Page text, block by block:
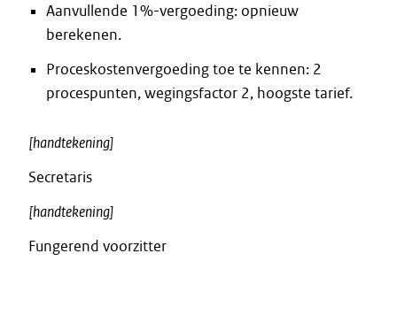
Aanvullende 1%-vergoeding: opnieuw
berekenen.
Proceskostenvergoeding toe te kennen: 2
procespunten, wegingsfactor 2, hoogste tarief.
[handtekening]
Secretaris
[handtekening]
Fungerend voorzitter